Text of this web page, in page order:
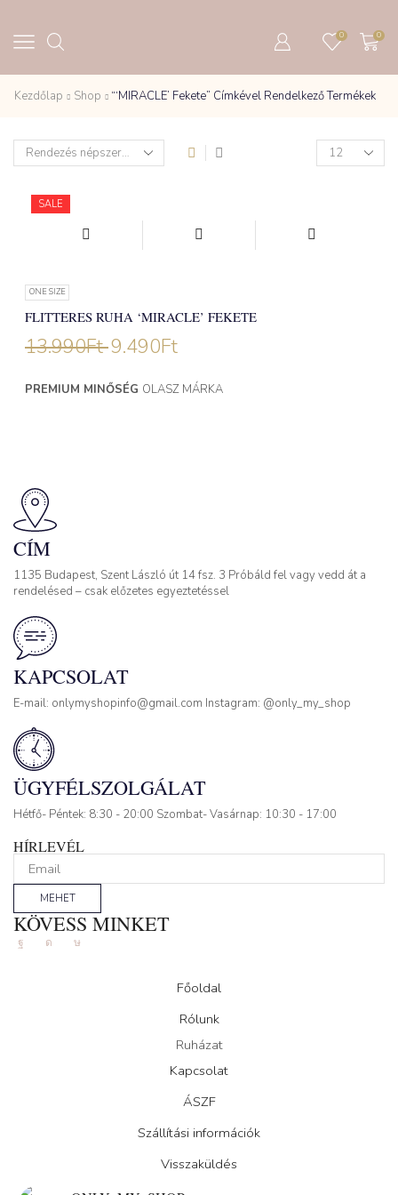
0 0
Kezdőlap Shop “‘MIRACLE’ Fekete” Címkével Rendelkező Termékek
Products
per
SALE
ONE SIZE
FLITTERES RUHA ‘MIRACLE’ FEKETE
13.990Ft 9.490Ft
PREMIUM MINŐSÉG OLASZ MÁRKA
CÍM
1135 Budapest, Szent László út 14 fsz. 3 Próbáld fel vagy vedd át a
rendelésed – csak előzetes egyeztetéssel
KAPCSOLAT
E-mail: onlymyshopinfo@gmail.com Instagram: @only_my_shop
ÜGYFÉLSZOLGÁLAT
Hétfő- Péntek: 8:30 - 20:00 Szombat- Vasárnap: 10:30 - 17:00
HÍRLEVÉL
MEHET
KÖVESS MINKET
FacebookInstagram
Tik-
Főoldal
Rólunk
Ruházat
Kapcsolat
ÁSZF
Szállítási információk
Visszaküldés